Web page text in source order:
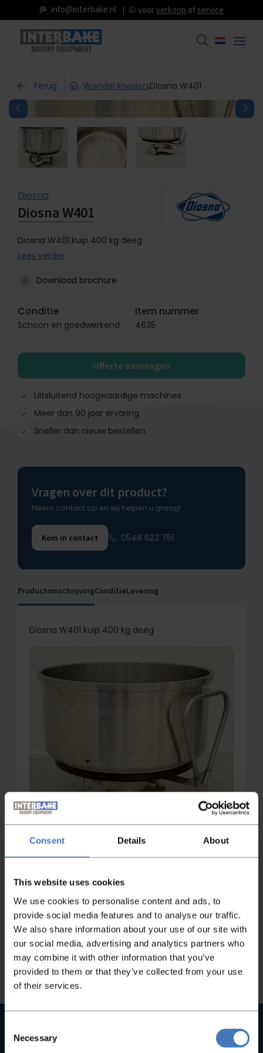
Consent Details About
This website uses cookies
We use cookies to personalise content and ads, to
provide social media features and to analyse our traffic.
We also share information about your use of our site with
our social media, advertising and analytics partners who
may combine it with other information that you’ve
provided to them or that they’ve collected from your use
of their services.
Selection
Necessary
info@interbake.nl voorverkoop ofservice
Terug Wendel KnedersDiosna W401
Diosna
Diosna W401
Diosna W401 kuip 400 kg deeg
Lees verder
Download brochure
Conditie
Schoon en goedwerkend
Item nummer
4635
Offerte aanvragen
Uitsluitend hoogwaardige machines
Meer dan 90 jaar ervaring
Sneller dan nieuw bestellen
Vragen over dit product?
Neem contact op en wij helpen u graag!
Kom in contact 0548 622 751
ProductomschrijvingConditieLevering
Diosna W401 kuip 400 kg deeg
dan gerust contact met ons op en wij helpen
u graag!
Contact
Bij ons vindt u geen B-merken, maar uitsluitend